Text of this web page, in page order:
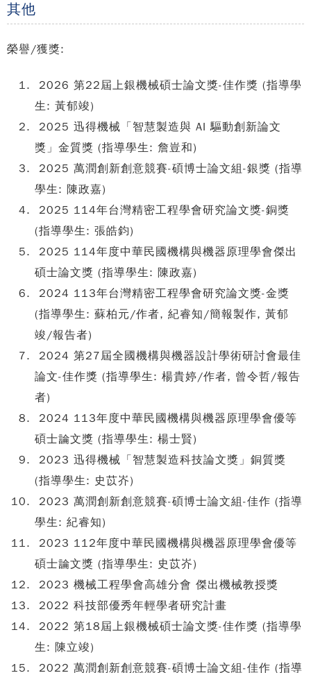
其他
榮譽/獲獎:
2026 第22屆上銀機械碩士論文獎-佳作獎 (指導學
生: 黃郁竣)
2025 迅得機械「智慧製造與 AI 驅動創新論文
獎」金質獎 (指導學生: 詹豈和)
2025 萬潤創新創意競賽-碩博士論文組-銀獎 (指導
學生: 陳政嘉)
2025 114年台灣精密工程學會研究論文獎-銅獎
(指導學生: 張皓鈞)
2025 114年度中華民國機構與機器原理學會傑出
碩士論文獎 (指導學生: 陳政嘉)
2024 113年台灣精密工程學會研究論文獎-金獎
(指導學生: 蘇柏元/作者, 紀睿知/簡報製作, 黃郁
竣/報告者)
2024 第27屆全國機構與機器設計學術研討會最佳
論文-佳作獎 (指導學生: 楊貴婷/作者, 曾令哲/報告
者)
2024 113年度中華民國機構與機器原理學會優等
碩士論文獎 (指導學生: 楊士賢)
2023 迅得機械「智慧製造科技論文獎」銅質獎
(指導學生: 史苡岕)
2023 萬潤創新創意競賽-碩博士論文組-佳作 (指導
學生: 紀睿知)
2023 112年度中華民國機構與機器原理學會優等
碩士論文獎 (指導學生: 史苡岕)
2023 機械工程學會高雄分會 傑出機械教授獎
2022 科技部優秀年輕學者研究計畫
2022 第18屆上銀機械碩士論文獎-佳作獎 (指導學
生: 陳立竣)
2022 萬潤創新創意競賽-碩博士論文組-佳作 (指導